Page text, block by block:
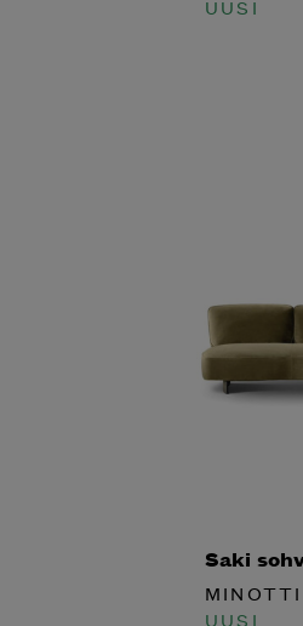
MINOTTI
UUSI